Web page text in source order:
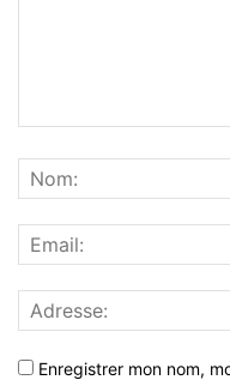
Enregistrer mon nom,